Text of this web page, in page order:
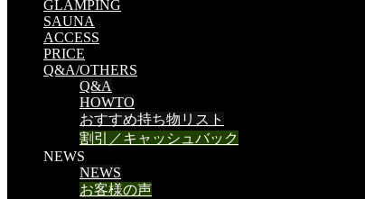
GLAMPING
SAUNA
ACCESS
PRICE
Q&A/OTHERS
Q&A
HOWTO
おすすめ持ち物リスト
割引／キャッシュバック
NEWS
NEWS
お客様の声